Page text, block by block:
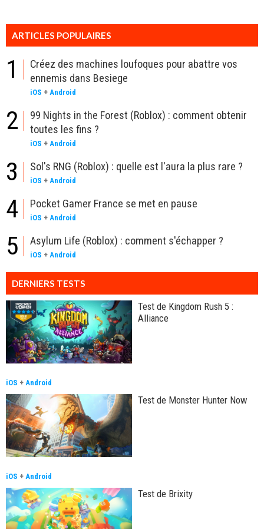
ARTICLES POPULAIRES
1
Créez des machines loufoques pour abattre vos
ennemis dans Besiege
iOS + Android
2
99 Nights in the Forest (Roblox) : comment obtenir
toutes les fins ?
iOS + Android
3 Sol's RNG (Roblox) : quelle est l'aura la plus rare ?
iOS + Android
4 Pocket Gamer France se met en pause
iOS + Android
5 Asylum Life (Roblox) : comment s'échapper ?
iOS + Android
DERNIERS TESTS
Test de Kingdom Rush 5 :
Alliance
iOS + Android
Test de Monster Hunter Now
iOS + Android
Test de Brixity